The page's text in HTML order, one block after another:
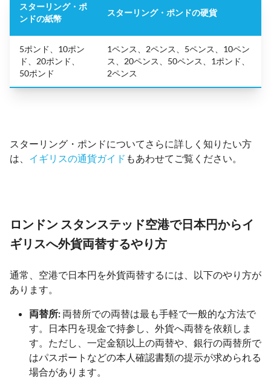
スターリング・ポ
ンドの紙幣
スターリング・ポンドの硬貨
5ポンド、10ポン
ド、20ポンド、
50ポンド
1ペンス、2ペンス、5ペンス、10ペン
ス、20ペンス、50ペンス、1ポンド、
2ペンス
スターリング・ポンドについてさらに詳しく知りたい方
は、 イギリスの通貨ガイド もあわせてご覧ください。
ロンドン スタンステッド空港で日本円からイ
ギリスへ外貨両替するやり方
通常、空港で日本円を外貨両替するには、以下のやり方が
あります。
両替所: 両替所での両替は最も手軽で一般的な方法で
す。日本円を現金で持参し、外貨へ両替を依頼しま
す。ただし、一定金額以上の両替や、銀行の両替所で
はパスポートなどの本人確認書類の提示が求められる
場合があります。